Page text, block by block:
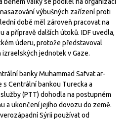
výbušných zařízení proti
době měl zároveň pracovat na
a přípravě dalších útoků. IDF uvedla,
úderu, protože představoval
jednotek v Gaze.
banky Muhammad Safvat ar-
s Centrální bankou Turecka a
(PTT) dohodla na postupném
a ukončení jejího dovozu do země.
Sýrii používat od